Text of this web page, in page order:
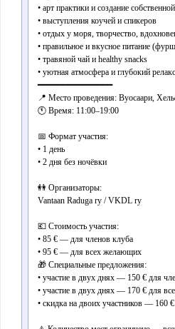
• арт практики и создание
• выступления коучей и спикеров
• отдых у моря, творчество,
• правильное и вкусное питание
• травяной чай и healthy snacks
• уютная атмосфера и глубокий релакс
━━━━━━━━━━━━━━━
📍 Место проведения: Вуосаари,
🕚 Время: 11:00–19:00
📅 Формат участия:
• 1 день
• 2 дня без ночёвки
👭 Организаторы:
Vantaan Raduga ry / VKDL ry
💶 Стоимость участия:
• 85 € — для членов клуба
• 95 € — для всех желающих
🎁 Специальные предложения:
• участие в двух днях — 150 € для
• участие в двух днях — 170 € для
• скидка на двоих участников — 160